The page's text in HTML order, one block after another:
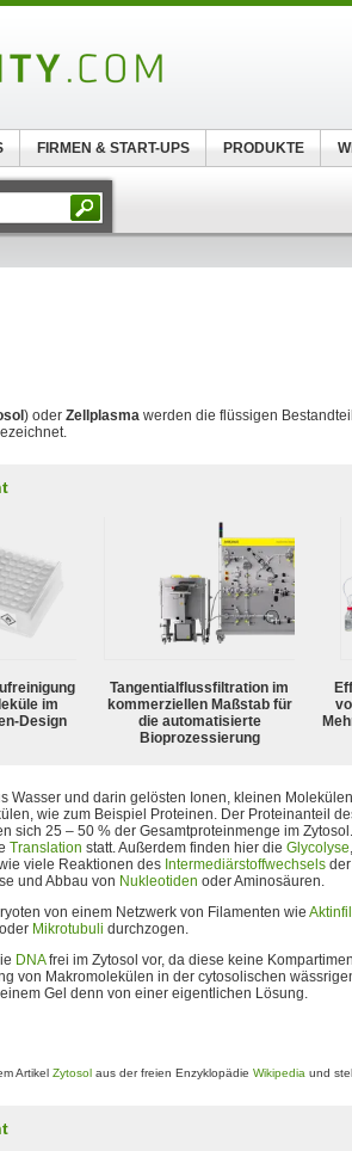
) oder Zellplasma werden die flüssigen
im
Design
Tangentialflussfiltration im
kommerziellen Maßstab für
die automatisierte
Bioprozessierung
Wasser und darin gelösten Ionen, kleinen
wie zum Beispiel Proteinen. Der Proteinanteil
sich 25 – 50 % der Gesamtproteinmenge im
Translation statt. Außerdem finden hier die Glycolyse
viele Reaktionen des Intermediärstoffwechsels
und Abbau von Nukleotiden oder Aminosäuren.
von einem Netzwerk von Filamenten wie
oder Mikrotubuli durchzogen.
DNAfrei im Zytosol vor, da diese keine
von Makromolekülen in der cytosolischen
Gel denn von einer eigentlichen Lösung.
Artikel Zytosol aus der freien Enzyklopädie Wikipedia und
FIRMEN & START-UPS PRODUKTE